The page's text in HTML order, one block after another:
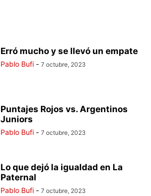
Erró mucho y se llevó un empate
Pablo Bufi - 7 octubre, 2023
Puntajes Rojos vs. Argentinos
Juniors
Pablo Bufi - 7 octubre, 2023
Lo que dejó la igualdad en La
Paternal
Pablo Bufi - 7 octubre, 2023